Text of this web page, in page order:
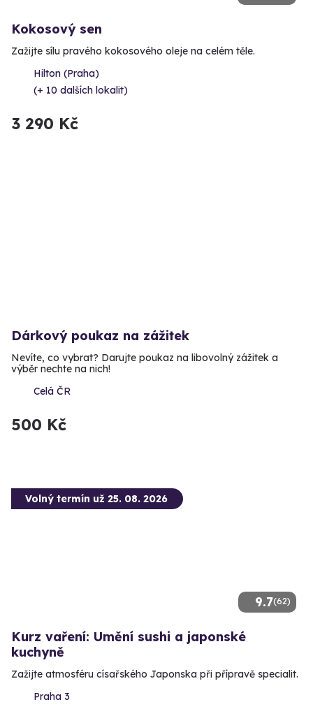
Kokosový sen
Zažijte sílu pravého kokosového oleje na celém těle.
Hilton (Praha)
(+ 10 dalších lokalit)
3 290 Kč
Dárkový poukaz na zážitek
Nevíte, co vybrat? Darujte poukaz na libovolný zážitek a
výběr nechte na nich!
Celá ČR
500 Kč
9.7(62)
Volný termín už 25. 08. 2026
Kurz vaření: Umění sushi a japonské
kuchyně
Zažijte atmosféru císařského Japonska při přípravě specialit.
Praha 3